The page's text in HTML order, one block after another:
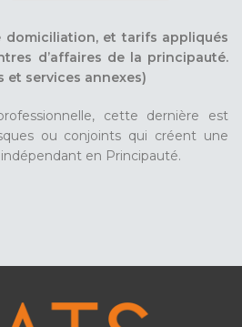
domiciliation, et tarifs appliqués
d’affaires de la principauté.
et services annexes)
cette dernière est
ou conjoints qui créent une
en Principauté.